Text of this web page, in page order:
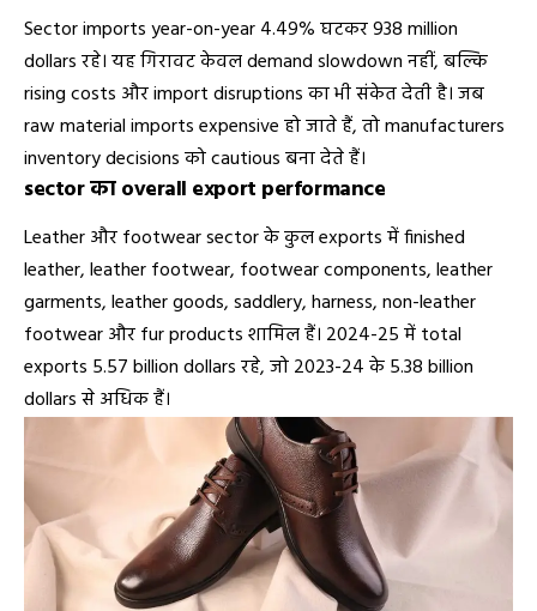
Sector imports year-on-year 4.49% घटकर 938 million
dollars रहे। यह गिरावट केवल demand slowdown नहीं, बल्कि
rising costs और import disruptions का भी संकेत देती है। जब
raw material imports expensive हो जाते हैं, तो manufacturers
inventory decisions को cautious बना देते हैं।
sector का overall export performance
Leather और footwear sector के कुल exports में finished
leather, leather footwear, footwear components, leather
garments, leather goods, saddlery, harness, non-leather
footwear और fur products शामिल हैं। 2024-25 में total
exports 5.57 billion dollars रहे, जो 2023-24 के 5.38 billion
dollars से अधिक हैं।